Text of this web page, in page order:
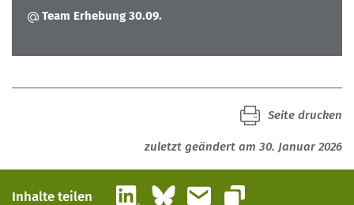
Team Erhebung 30.09.
zuletzt geändert am 30. Januar 2026
Seite drucken
Inhalte teilen LinkedInBlueskyE-Mail
Link kopieren